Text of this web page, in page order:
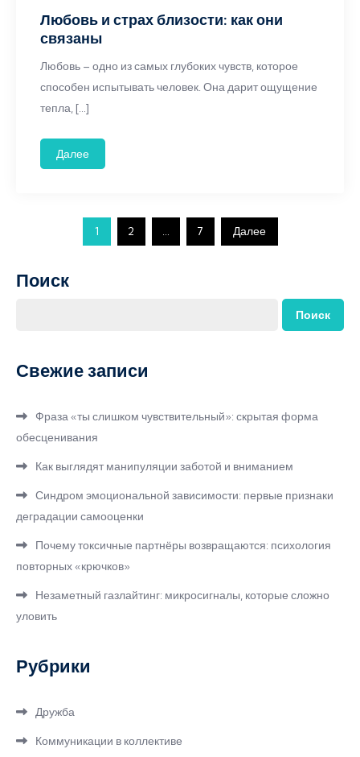
Любовь и страх близости: как они
связаны
Любовь – одно из самых глубоких чувств, которое
способен испытывать человек. Она дарит ощущение
тепла, […]
Далее
Пагинация
записей
1 2 … 7 Далее
Поиск
Поиск
Свежие записи
Фраза «ты слишком чувствительный»: скрытая форма
обесценивания
Как выглядят манипуляции заботой и вниманием
Синдром эмоциональной зависимости: первые признаки
деградации самооценки
Почему токсичные партнёры возвращаются: психология
повторных «крючков»
Незаметный газлайтинг: микросигналы, которые сложно
уловить
Рубрики
Дружба
Коммуникации в коллективе